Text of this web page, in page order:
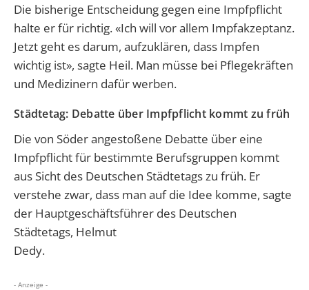
Die bisherige Entscheidung gegen eine Impfpflicht
halte er für richtig. «Ich will vor allem Impfakzeptanz.
Jetzt geht es darum, aufzuklären, dass Impfen
wichtig ist», sagte Heil. Man müsse bei Pflegekräften
und Medizinern dafür werben.
Städtetag: Debatte über Impfpflicht kommt zu früh
Die von Söder angestoßene Debatte über eine
Impfpflicht für bestimmte Berufsgruppen kommt
aus Sicht des Deutschen Städtetags zu früh. Er
verstehe zwar, dass man auf die Idee komme, sagte
der Hauptgeschäftsführer des Deutschen
Städtetags, Helmut
Dedy.
- Anzeige -